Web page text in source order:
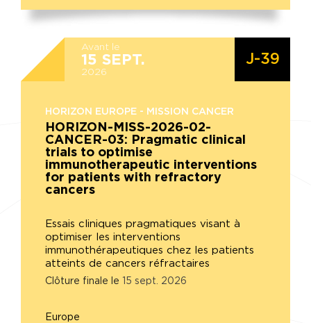
Avant le
15 SEPT.
2026
J-39
HORIZON EUROPE - MISSION CANCER
HORIZON-MISS-2026-02-
CANCER-03: Pragmatic clinical
trials to optimise
immunotherapeutic interventions
for patients with refractory
cancers
Essais cliniques pragmatiques visant à
optimiser les interventions
immunothérapeutiques chez les patients
atteints de cancers réfractaires
Clôture finale le 15 sept. 2026
Europe